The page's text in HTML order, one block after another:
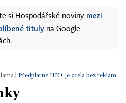
si Hospodářské noviny mezi
tituly na Google
Předplatné HN+ je zcela bez reklam.